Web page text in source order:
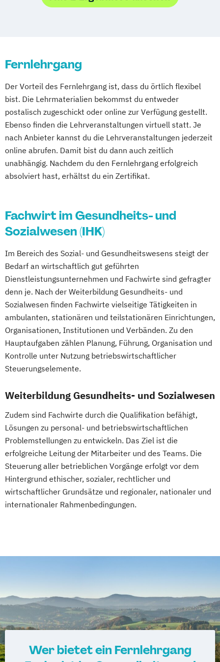
Wuppertal Gelsenkirchen
Chemnitz
Kiel
Magdeburg
Freiburg im Breisgau
Krefeld
Lübeck
Oberhausen Erfurt Mainz Rostock
Kassel Hagen Saarbrücken
Mülheim an der Ruhr Potsdam
Ludwigshafen
Oldenburg Leverkusen
Osnabrück Solingen Heidelberg Herne
Neuss Darmstadt Paderborn
Diagnostik und Testverfahren im
Ernährung nach Paleo
Kinder
Ernährungsberater A-Lizenz (inkl.
Ernährung C-Lizenz und Ernährungsberater
B-Lizenz)
Ernährungsberater B-Lizenz (inkl. C-Lizenz)
Ernährungsberater für E-Sportler
Ernährungsberater für Kinder
Ernährungsberater für Schwangere
Ernährungsberater für Senioren
Ernährungsberater für Sportler
Ernährungsberater für Sportler (inkl.
Ernährung C-Lizenz)
Ernährungsberater für Sportler A-Lizenz
(inkl. Ernährung C-Lizenz und
Ernährungsberater für Sportler)
Ernährungsberater für vegane Ernährung
Ernährungsberater für vegetarische
Ernährungsberater/in A-Lizenz
Ernährungsfachwirt/in
Fachberater für Nahrungsergänzungsmittel
Fachkraft für Betriebliches
Gesundheitsmanagement
Fachtrainer/in für Sportrehabilitation
Fachwirt/in für Prävention und
Food Coach
Geprüfter Fachwirt für Prävention und
Gesundheitsförderung (IHK)
Geprüfter Fachwirt im Betrieblichen
Gesundheitscoach
Fernlehrgang
Der Vorteil des Fernlehrgang ist, dass du örtlich flexibel
bist. Die Lehrmaterialien bekommst du entweder
postalisch zugeschickt oder online zur Verfügung gestellt.
Ebenso finden die Lehrveranstaltungen virtuell statt. Je
nach Anbieter kannst du die Lehrveranstaltungen jederzeit
online abrufen. Damit bist du dann auch zeitlich
unabhängig. Nachdem du den Fernlehrgang erfolgreich
absolviert hast, erhältst du ein Zertifikat.
Fachwirt im Gesundheits- und
Sozialwesen (IHK)
Im Bereich des Sozial- und Gesundheitswesens steigt der
Bedarf an wirtschaftlich gut geführten
Dienstleistungsunternehmen und Fachwirte sind gefragter
denn je. Nach der Weiterbildung Gesundheits- und
Sozialwesen finden Fachwirte vielseitige Tätigkeiten in
ambulanten, stationären und teilstationären Einrichtungen,
Organisationen, Institutionen und Verbänden. Zu den
Hauptaufgaben zählen Planung, Führung, Organisation und
Kontrolle unter Nutzung betriebswirtschaftlicher
Steuerungselemente.
Weiterbildung Gesundheits- und Sozialwesen
Zudem sind Fachwirte durch die Qualifikation befähigt,
Lösungen zu personal- und betriebswirtschaftlichen
Problemstellungen zu entwickeln. Das Ziel ist die
erfolgreiche Leitung der Mitarbeiter und des Teams. Die
Steuerung aller betrieblichen Vorgänge erfolgt vor dem
Hintergrund ethischer, sozialer, rechtlicher und
wirtschaftlicher Grundsätze und regionaler, nationaler und
internationaler Rahmenbedingungen.
Wer bietet ein Fernlehrgang